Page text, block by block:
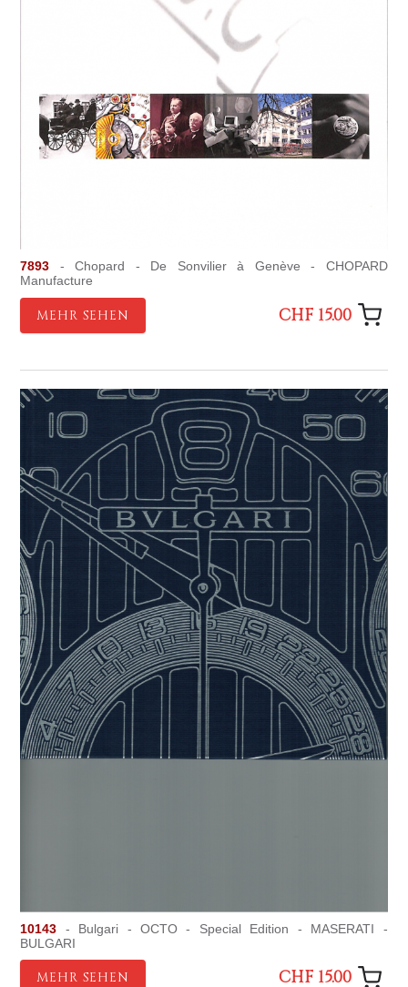
7893 - Chopard - De Sonvilier à Genève - CHOPARD
Manufacture
MEHR SEHEN CHF 15.00
10143 - Bulgari - OCTO - Special Edition - MASERATI -
BULGARI
MEHR SEHEN CHF 15.00